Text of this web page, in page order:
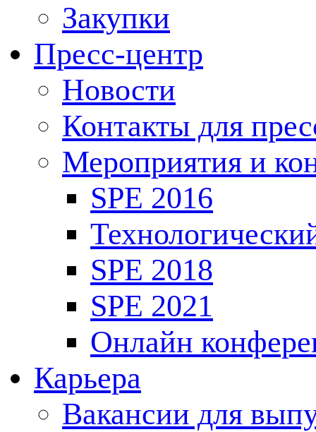
Закупки
Пресс-центр
Новости
Контакты для
Мероприятия и
SPE 2016
SPE 2018
SPE 2021
Онлайн
Карьера
Вакансии для